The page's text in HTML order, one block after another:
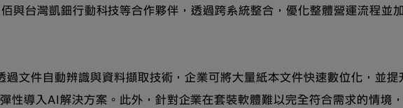
台灣凱鈿行動科技等合作夥伴，透過跨系統整合，優化整體營運流程並加
文件自動辨識與資料擷取技術，企業可將大量紙本文件快速數位化，並提
性導入AI解決方案。此外，針對企業在套裝軟體難以完全符合需求的情境